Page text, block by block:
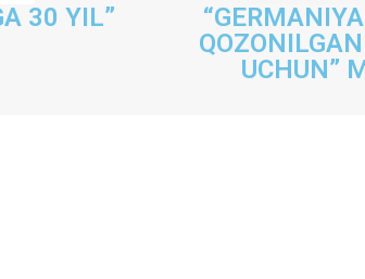
30 YIL”
UCHUN”